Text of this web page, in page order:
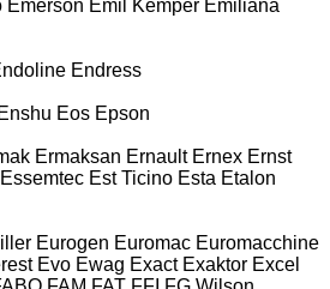
Emerson Emil Kemper Emiliana
Endress
Enshu Eos Epson
Ermaksan Ernault Ernex Ernst
Essemtec Est Ticino Esta Etalon
Eurogen Euromac Euromacchine
Evo Ewag Exact Exaktor Excel